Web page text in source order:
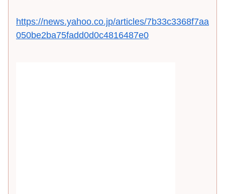
https://news.yahoo.co.jp/articles/7b33c3368f7aa
050be2ba75fadd0d0c4816487e0